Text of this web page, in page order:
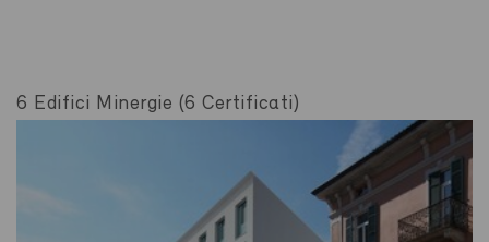
6 Edifici Minergie (6 Certificati)